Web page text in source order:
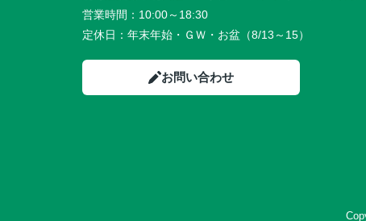
営業時間： 10:00～18:30
定休日： 年末年始・ＧＷ・お盆（8/13～15）
お問い合わせ